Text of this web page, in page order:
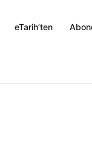
eTarih’ten